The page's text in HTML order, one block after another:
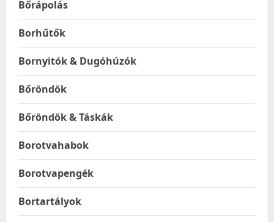
Bőrápolás
Borhűtők
Bornyitók & Dugóhúzók
Bőröndök
Bőröndök & Táskák
Borotvahabok
Borotvapengék
Bortartályok